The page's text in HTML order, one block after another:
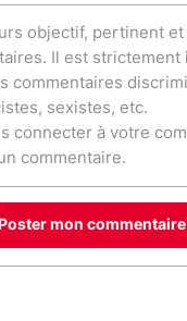
Poster mon commentaire